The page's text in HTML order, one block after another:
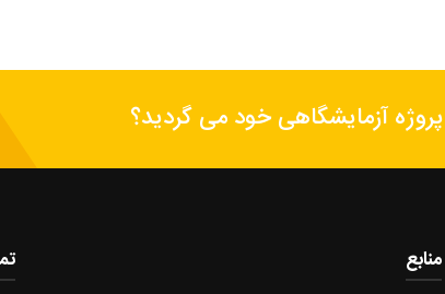
آزمایشگاهی خود می گردید؟
منابع